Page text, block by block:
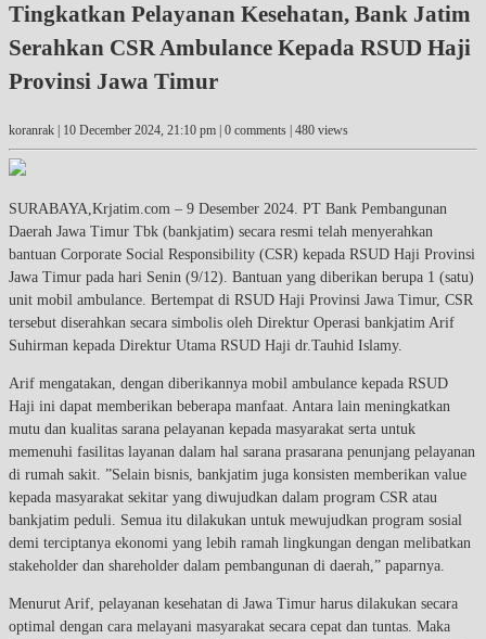
Tingkatkan Pelayanan Kesehatan, Bank Jatim
Serahkan CSR Ambulance Kepada RSUD Haji
Provinsi Jawa Timur
koranrak | 10 December 2024, 21:10 pm | 0 comments | 480 views
SURABAYA,Krjatim.com – 9 Desember 2024. PT Bank Pembangunan
Daerah Jawa Timur Tbk (bankjatim) secara resmi telah menyerahkan
bantuan Corporate Social Responsibility (CSR) kepada RSUD Haji Provinsi
Jawa Timur pada hari Senin (9/12). Bantuan yang diberikan berupa 1 (satu)
unit mobil ambulance. Bertempat di RSUD Haji Provinsi Jawa Timur, CSR
tersebut diserahkan secara simbolis oleh Direktur Operasi bankjatim Arif
Suhirman kepada Direktur Utama RSUD Haji dr.Tauhid Islamy.
Arif mengatakan, dengan diberikannya mobil ambulance kepada RSUD
Haji ini dapat memberikan beberapa manfaat. Antara lain meningkatkan
mutu dan kualitas sarana pelayanan kepada masyarakat serta untuk
memenuhi fasilitas layanan dalam hal sarana prasarana penunjang pelayanan
di rumah sakit. ”Selain bisnis, bankjatim juga konsisten memberikan value
kepada masyarakat sekitar yang diwujudkan dalam program CSR atau
bankjatim peduli. Semua itu dilakukan untuk mewujudkan program sosial
demi terciptanya ekonomi yang lebih ramah lingkungan dengan melibatkan
stakeholder dan shareholder dalam pembangunan di daerah,” paparnya.
Menurut Arif, pelayanan kesehatan di Jawa Timur harus dilakukan secara
optimal dengan cara melayani masyarakat secara cepat dan tuntas. Maka